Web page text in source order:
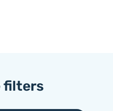
filters